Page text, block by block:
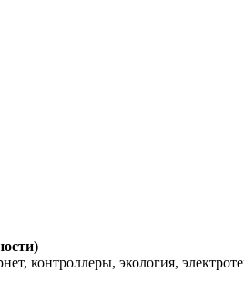
экология,